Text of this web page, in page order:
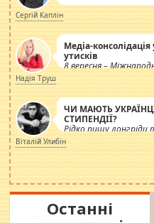
Сергій Каплін
Медіа-
утисків
8 вересня –
журналістів.
Надія Труш
ЧИ МАЮТЬ
СТИПЕНДІЇ?
Рідко пишу
просто дістало!
навколо
роздувається ще
Віталій Улибін
Останні